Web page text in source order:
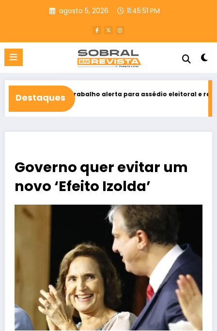
agosto 5, 2026 11:45:53 PM
Destaques
Trabalho alerta para assédio eleitoral e reforça direito ao
Governo quer evitar um
novo ‘Efeito Izolda’